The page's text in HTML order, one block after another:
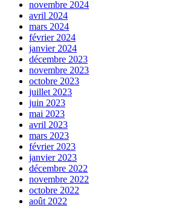
novembre 2024
avril 2024
mars 2024
février 2024
janvier 2024
décembre 2023
novembre 2023
octobre 2023
juillet 2023
juin 2023
mai 2023
avril 2023
mars 2023
février 2023
janvier 2023
décembre 2022
novembre 2022
octobre 2022
août 2022